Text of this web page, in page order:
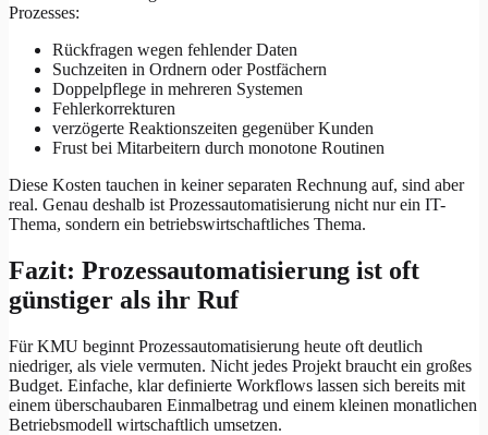
Prozesses:
Rückfragen wegen fehlender Daten
Suchzeiten in Ordnern oder Postfächern
Doppelpflege in mehreren Systemen
Fehlerkorrekturen
verzögerte Reaktionszeiten gegenüber Kunden
Frust bei Mitarbeitern durch monotone Routinen
Diese Kosten tauchen in keiner separaten Rechnung auf, sind aber
real. Genau deshalb ist Prozessautomatisierung nicht nur ein IT-
Thema, sondern ein betriebswirtschaftliches Thema.
Fazit: Prozessautomatisierung ist oft
günstiger als ihr Ruf
Für KMU beginnt Prozessautomatisierung heute oft deutlich
niedriger, als viele vermuten. Nicht jedes Projekt braucht ein großes
Budget. Einfache, klar definierte Workflows lassen sich bereits mit
einem überschaubaren Einmalbetrag und einem kleinen monatlichen
Betriebsmodell wirtschaftlich umsetzen.